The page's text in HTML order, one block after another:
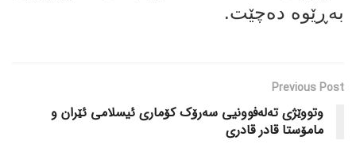
بەڕێوە دەچێت.
Previous Post
وتووێژی تەلەفوونیی سەرۆک کۆماری ئیسلامی ئێران و
مامۆستا قادر قادری